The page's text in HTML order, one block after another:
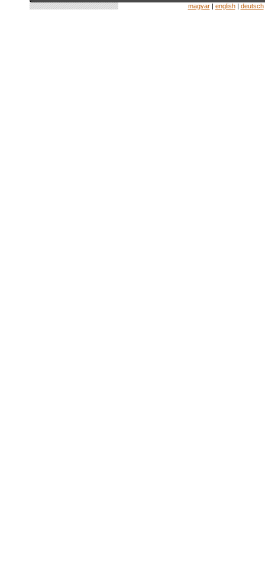
magyar| english| deutsch